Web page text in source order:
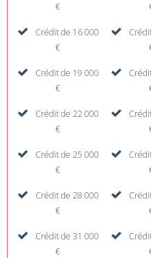
€
Crédit de 16 000
€
Crédit de 19 000
€
Crédit de 22 000
€
Crédit de 25 000
€
Crédit de 28 000
€
Crédit de 31 000
€